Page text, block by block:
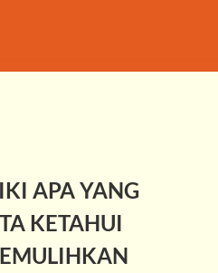
APA YANG
KETAHUI